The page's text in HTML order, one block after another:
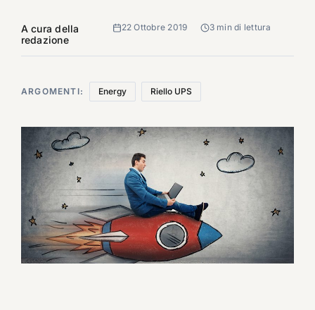
A cura della
redazione
22 Ottobre 2019 3 min di lettura
ARGOMENTI: Energy Riello UPS